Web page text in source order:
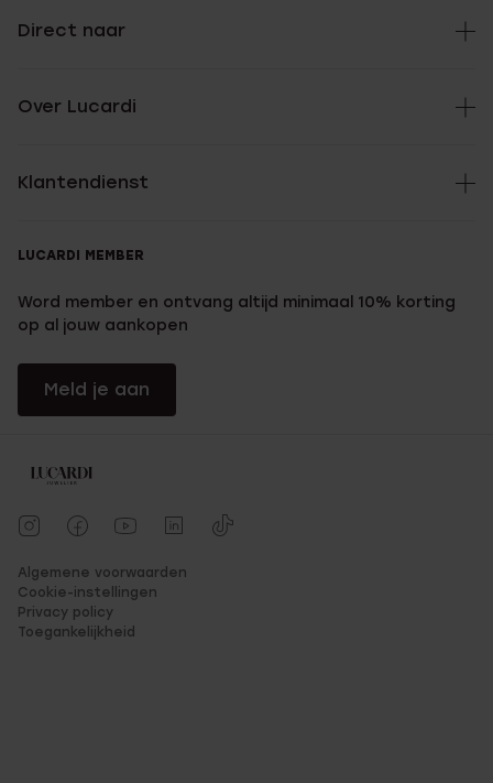
Direct naar
Over Lucardi
Klantendienst
LUCARDI MEMBER
Word member en ontvang altijd minimaal 10% korting
op al jouw aankopen
Meld je aan
Algemene voorwaarden
Cookie-instellingen
Privacy policy
Toegankelijkheid